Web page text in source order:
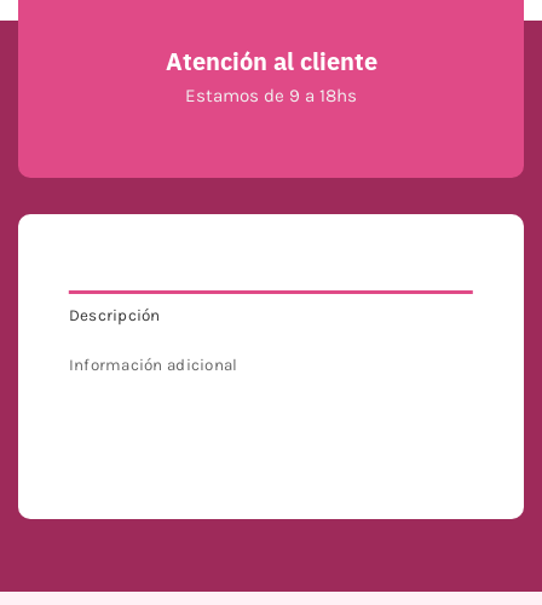
Atención al cliente
Estamos de 9 a 18hs
Descripción
Información adicional